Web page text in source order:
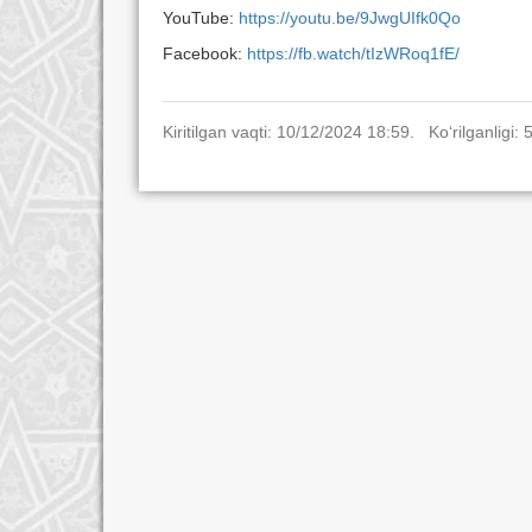
YouTube: https://youtu.be/9JwgUIfk0Qo
Facebook: https://fb.watch/tIzWRoq1fE/
Kiritilgan vaqti: 10/12/2024 18:59. Ko‘rilganligi: